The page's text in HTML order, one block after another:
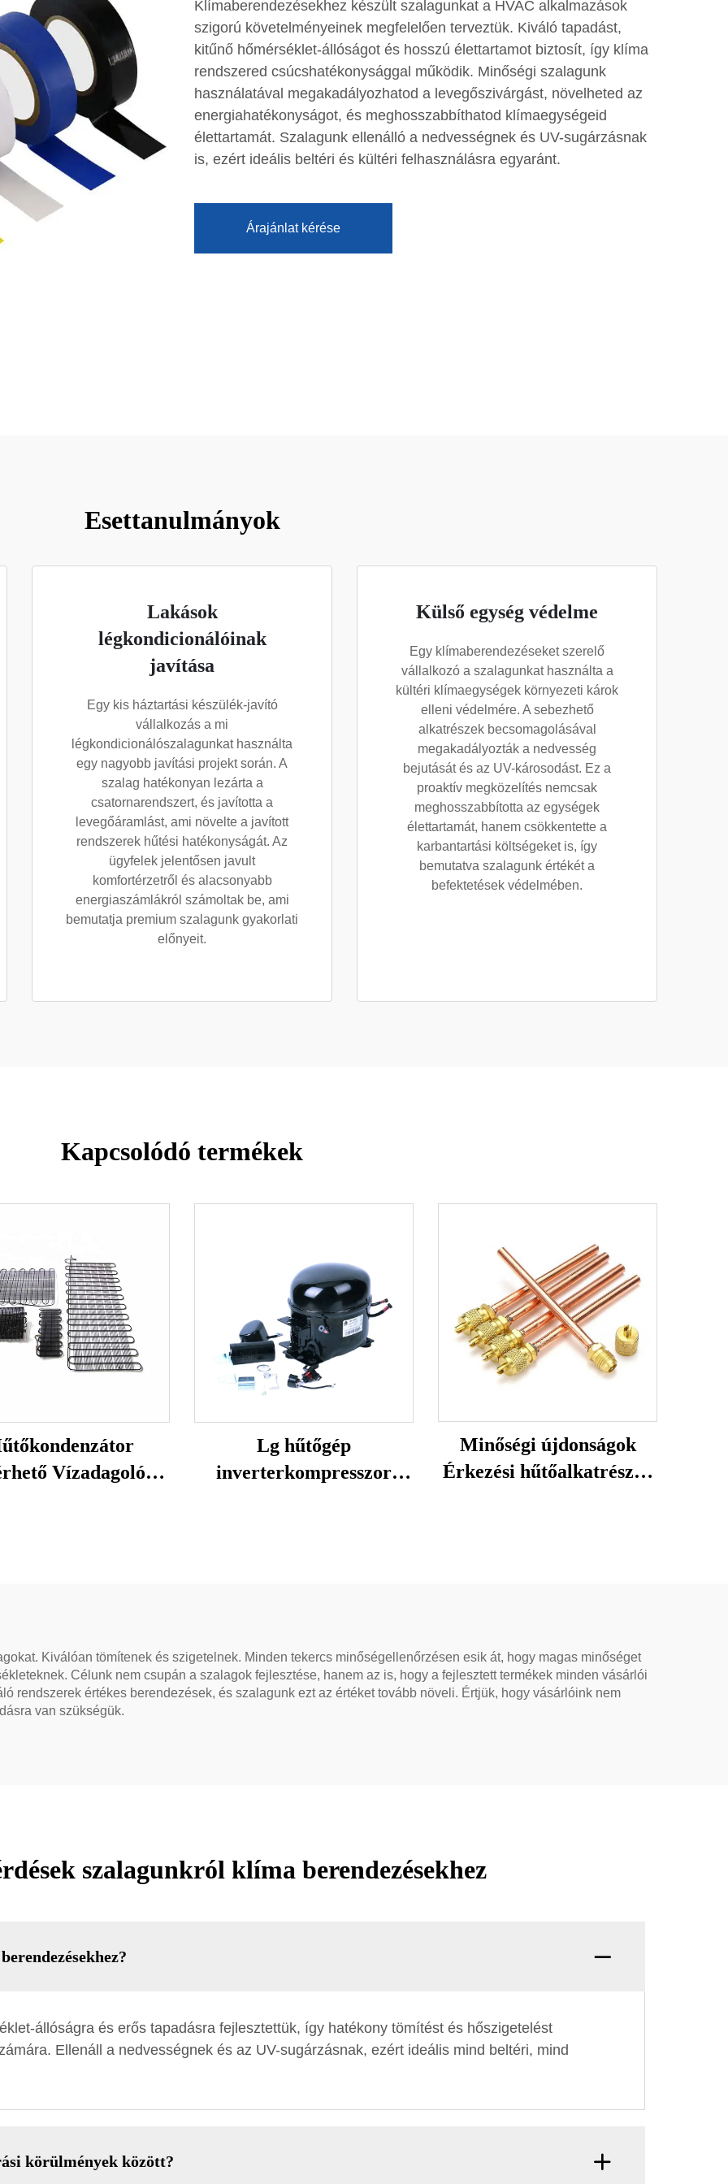
Klímaberendezésekhez készült szalagunkat a HVAC alkalmazások
szigorú követelményeinek megfelelően terveztük. Kiváló tapadást,
kitűnő hőmérséklet-állóságot és hosszú élettartamot biztosít, így klíma
rendszered csúcshatékonysággal működik. Minőségi szalagunk
használatával megakadályozhatod a levegőszivárgást, növelheted az
energiahatékonyságot, és meghosszabbíthatod klímaegységeid
élettartamát. Szalagunk ellenálló a nedvességnek és UV-sugárzásnak
is, ezért ideális beltéri és kültéri felhasználásra egyaránt.
Árajánlat kérése
Esettanulmányok
Lakások
légkondicionálóinak
javítása
Egy kis háztartási készülék-javító
vállalkozás a mi
légkondicionálószalagunkat használta
egy nagyobb javítási projekt során. A
szalag hatékonyan lezárta a
csatornarendszert, és javította a
levegőáramlást, ami növelte a javított
rendszerek hűtési hatékonyságát. Az
ügyfelek jelentősen javult
komfortérzetről és alacsonyabb
energiaszámlákról számoltak be, ami
bemutatja premium szalagunk gyakorlati
előnyeit.
Külső egység védelme
Egy klímaberendezéseket szerelő
vállalkozó a szalagunkat használta a
kültéri klímaegységek környezeti károk
elleni védelmére. A sebezhető
alkatrészek becsomagolásával
megakadályozták a nedvesség
bejutását és az UV-károsodást. Ez a
proaktív megközelítés nemcsak
meghosszabbította az egységek
élettartamát, hanem csökkentette a
karbantartási költségeket is, így
bemutatva szalagunk értékét a
befektetések védelmében.
Kapcsolódó termékek
Vízadagoló
Lg hűtőgép
inverterkompresszor
Minőségi újdonságok
Érkezési hűtőalkatrészek
Kiválóan tömítenek és szigetelnek. Minden tekercs minőségellenőrzésen esik át, hogy magas minőséget
Célunk nem csupán a szalagok fejlesztése, hanem az is, hogy a fejlesztett termékek minden vásárlói
rendszerek értékes berendezések, és szalagunk ezt az értéket tovább növeli. Értjük, hogy vásárlóink nem
van szükségük.
szalagunkról klíma berendezésekhez
állóságra és erős tapadásra fejlesztettük, így hatékony tömítést és hőszigetelést
Ellenáll a nedvességnek és az UV-sugárzásnak, ezért ideális mind beltéri, mind
körülmények között?